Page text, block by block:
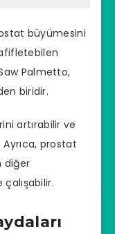
büyümesini
Palmetto,
biridir.
artırabilir ve
Ayrıca, prostat
diğer